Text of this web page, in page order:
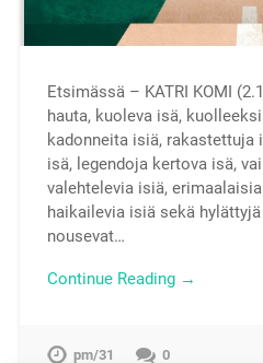
Etsimässä – KATRI KOMI
hauta, kuoleva isä,
kadonneita isiä, rakastettuja
isä, legendoja kertova isä,
valehtelevia isiä,
haikailevia isiä sekä
nousevat…
Continue Reading →
pm/31 0